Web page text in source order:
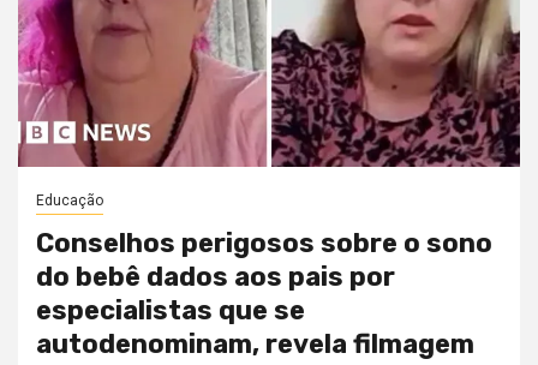
Educação
Conselhos perigosos sobre o sono
do bebê dados aos pais por
especialistas que se
autodenominam, revela filmagem